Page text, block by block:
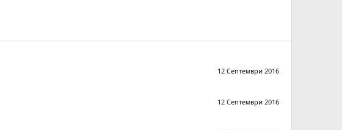
12 Септември 2016
12 Септември 2016